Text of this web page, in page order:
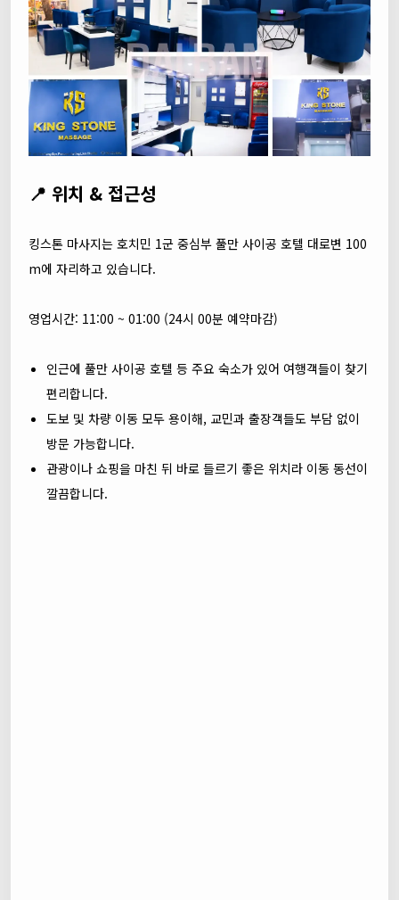
📍 위치 & 접근성
킹스톤 마사지는 호치민 1군 중심부 풀만 사이공 호텔 대로변 100
m에 자리하고 있습니다.
영업시간: 11:00 ~ 01:00 (24시 00분 예약마감)
인근에 풀만 사이공 호텔 등 주요 숙소가 있어 여행객들이 찾기
편리합니다.
도보 및 차량 이동 모두 용이해, 교민과 출장객들도 부담 없이
방문 가능합니다.
관광이나 쇼핑을 마친 뒤 바로 들르기 좋은 위치라 이동 동선이
깔끔합니다.